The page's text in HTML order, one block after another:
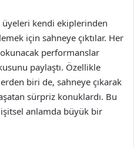
üyeleri kendi ekiplerinden
için sahneye çıktılar. Her
performanslar
paylaştı. Özellikle
biri de, sahneye çıkarak
sürpriz konuklardı. Bu
anlamda büyük bir